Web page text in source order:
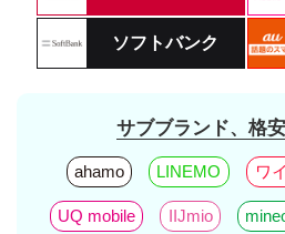
ソフトバンク
サブブランド、格
ahamo LINEMO ワ
UQ mobile IIJmio